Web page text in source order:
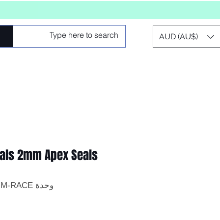
AUD (AU$)
2mm Apex Seals
وحدة SKU: SCR-PS-2MM-RACE